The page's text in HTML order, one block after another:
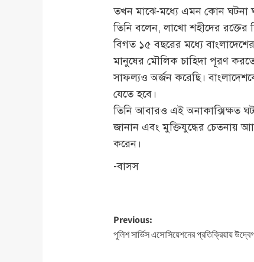
তখন মাঝে-মধ্যে এমন কোন ঘটনা
তিনি বলেন, লাখো শহীদের রক্তের
বিগত ১৫ বছরের মধ্যে
মানুষের মৌলিক চাহিদা পূরণ করতে
সাফল্যও অর্জন করেছি।
যেতে হবে।
তিনি আবারও এই অনাকাক্সিক্ষত
জানান এবং মুক্তিযুদ্ধের চেতনায়
করেন।
-বাসস
Post
navigation
Previous:
পুলিশ সার্ভিস এসোসিয়েশনের প্রতিক্রিয়ায়